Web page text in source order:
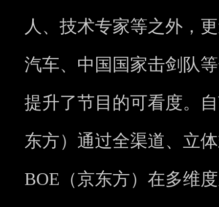
人、技术专家等之外，
汽车、中国国家击剑队
提升了节目的可看度。
东方）通过全渠道、立
BOE（京东方）在多维